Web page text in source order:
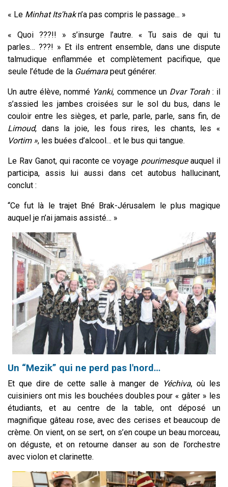
« Le Minhat Its'hakn’a pas compris le passage... »
« Quoi ???!! » s’insurge l’autre. « Tu sais de qui tu
parles… ???! » Et ils entrent ensemble, dans une dispute
talmudique enflammée et complètement pacifique, que
seule l’étude de la Guémara peut générer.
Un autre élève, nommé Yanki, commence un Dvar Torah: il
s’assied les jambes croisées sur le sol du bus, dans le
couloir entre les sièges, et parle, parle, parle, sans fin, de
Limoud, dans la joie, les fous rires, les chants, les «
Vortim », les buées d’alcool… et le bus qui tangue.
Le Rav Ganot, qui raconte ce voyage pourimesqueauquel il
participa, assis lui aussi dans cet autobus hallucinant,
conclut :
“Ce fut là le trajet Bné Brak-Jérusalem le plus magique
auquel je n’ai jamais assisté… »
Un “Mezik” qui ne perd pas l'nord…
Et que dire de cette salle à manger de Yéchiva, où les
cuisiniers ont mis les bouchées doubles pour « gâter » les
étudiants, et au centre de la table, ont déposé un
magnifique gâteau rose, avec des cerises et beaucoup de
crème. On vient, on se sert, on s’en coupe un beau morceau,
on déguste, et on retourne danser au son de l’orchestre
avec violon et clarinette.